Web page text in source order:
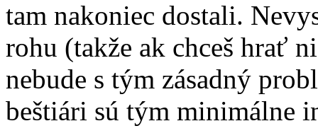
tam nakoniec dostali.
rohu (takže ak chceš hrať
nebude s tým zásadný
beštiári sú tým minimálne